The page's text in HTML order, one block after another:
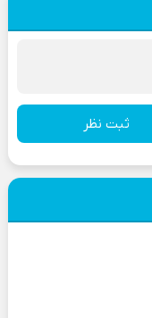
ثبت نظر